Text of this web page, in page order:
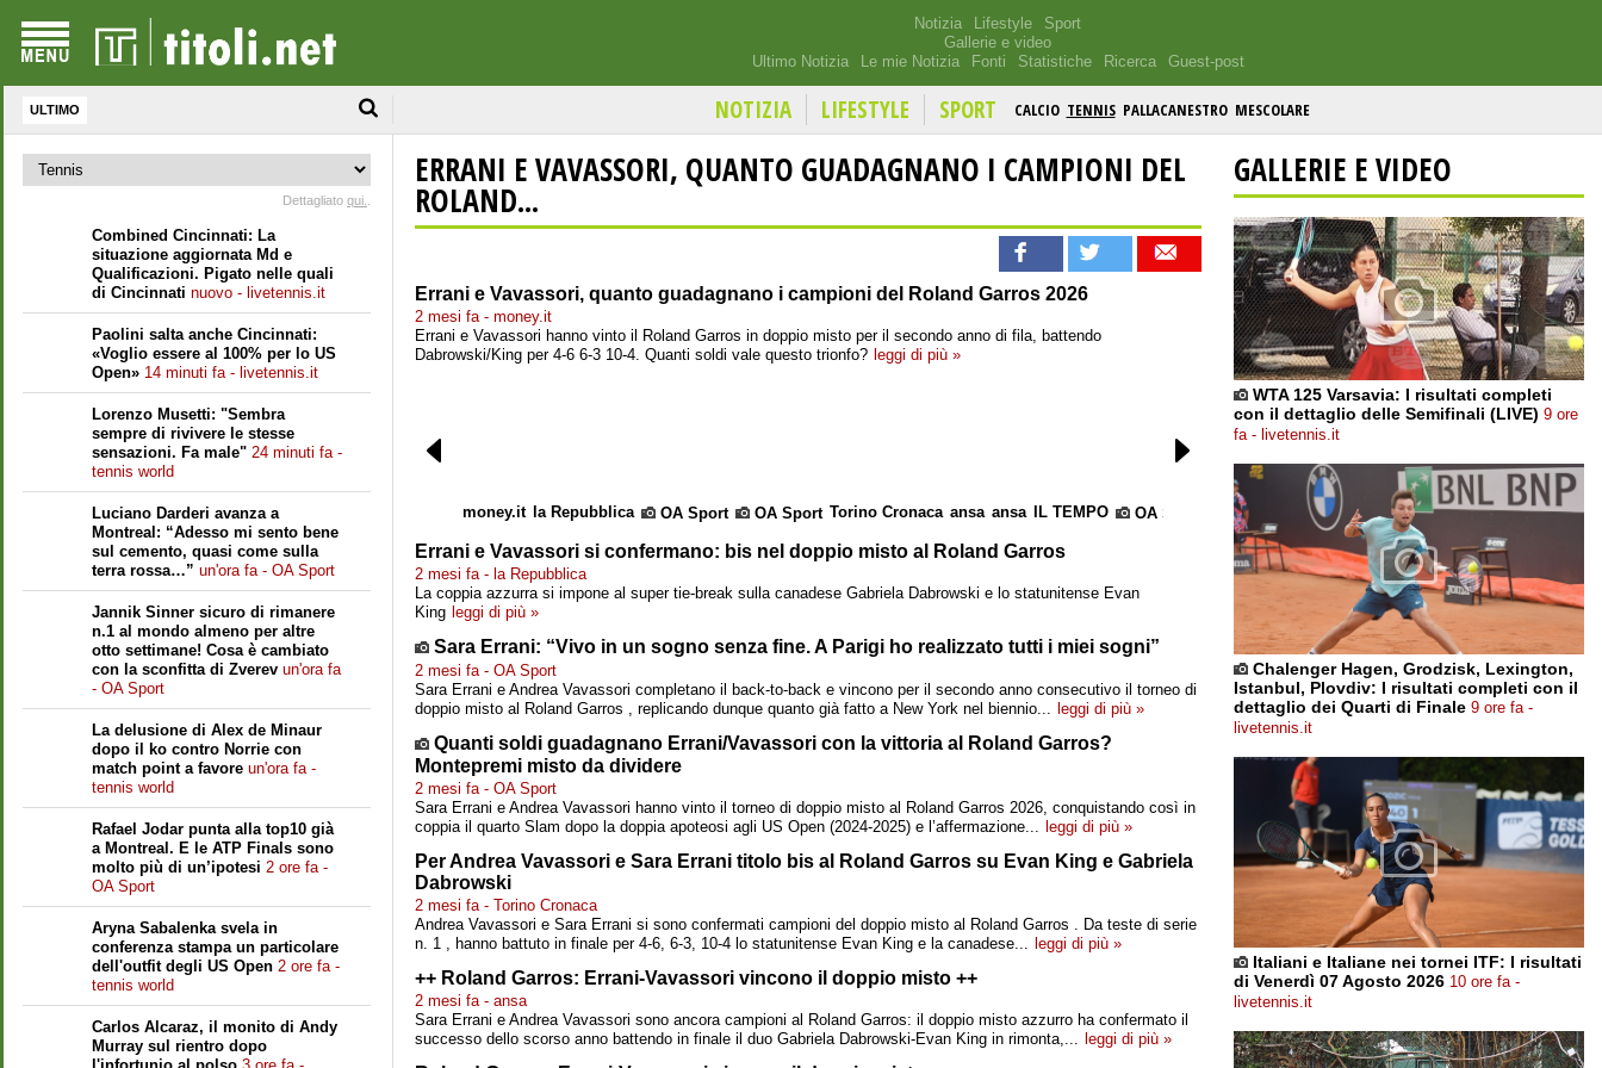
Notizia Lifestyle
Sport
Gallerie e video
Ultimo Notizia
Le mie Notizia Fonti Statistiche Ricerca Guest-post
ULTIMO NOTIZIA LIFESTYLE SPORT CALCIO TENNIS PALLACANESTRO MESCOLARE
Dettagliato qui.
Combined Cincinnati: La
situazione aggiornata Md e
Qualificazioni. Pigato nelle quali
di Cincinnati nuovo - livetennis.it
Paolini salta anche Cincinnati:
«Voglio essere al 100% per lo US
Open» 14 minuti fa - livetennis.it
Lorenzo Musetti: "Sembra
sempre di rivivere le stesse
sensazioni. Fa male" 24 minuti fa -
tennis world
Luciano Darderi avanza a
Montreal: “Adesso mi sento bene
sul cemento, quasi come sulla
terra rossa…” un'ora fa - OA Sport
Jannik Sinner sicuro di rimanere
n.1 al mondo almeno per altre
otto settimane! Cosa è cambiato
con la sconfitta di Zverev un'ora fa
- OA Sport
La delusione di Alex de Minaur
dopo il ko contro Norrie con
match point a favore un'ora fa -
tennis world
Rafael Jodar punta alla top10 già
a Montreal. E le ATP Finals sono
molto più di un’ipotesi 2 ore fa -
OA Sport
Aryna Sabalenka svela in
conferenza stampa un particolare
dell'outfit degli US Open 2 ore fa -
tennis world
Carlos Alcaraz, il monito di Andy
Murray sul rientro dopo
ERRANI E VAVASSORI, QUANTO GUADAGNANO I CAMPIONI DEL
ROLAND...
Errani e Vavassori, quanto guadagnano i campioni del Roland Garros 2026
2 mesi fa - money.it
Errani e Vavassori hanno vinto il Roland Garros in doppio misto per il secondo anno di fila, battendo
Dabrowski/King per 4-6 6-3 10-4. Quanti soldi vale questo trionfo? leggi di più »
money.it la Repubblica OA Sport OA Sport Torino Cronaca ansa ansa IL TEMPO OA Sport adnkronos livetennis.it
Errani e Vavassori si confermano: bis nel doppio misto al Roland Garros
2 mesi fa - la Repubblica
La coppia azzurra si impone al super tie-break sulla canadese Gabriela Dabrowski e lo statunitense Evan
King leggi di più »
Sara Errani: “Vivo in un sogno senza fine. A Parigi ho realizzato tutti i miei sogni”
2 mesi fa - OA Sport
Sara Errani e Andrea Vavassori completano il back-to-back e vincono per il secondo anno consecutivo il torneo di
doppio misto al Roland Garros , replicando dunque quanto già fatto a New York nel biennio... leggi di più »
Quanti soldi guadagnano Errani/Vavassori con la vittoria al Roland Garros?
Montepremi misto da dividere
2 mesi fa - OA Sport
Sara Errani e Andrea Vavassori hanno vinto il torneo di doppio misto al Roland Garros 2026, conquistando così in
coppia il quarto Slam dopo la doppia apoteosi agli US Open (2024-2025) e l’affermazione... leggi di più »
Per Andrea Vavassori e Sara Errani titolo bis al Roland Garros su Evan King e Gabriela
Dabrowski
2 mesi fa - Torino Cronaca
Andrea Vavassori e Sara Errani si sono confermati campioni del doppio misto al Roland Garros . Da teste di serie
n. 1 , hanno battuto in finale per 4-6, 6-3, 10-4 lo statunitense Evan King e la canadese... leggi di più »
++ Roland Garros: Errani-Vavassori vincono il doppio misto ++
2 mesi fa - ansa
Sara Errani e Andrea Vavassori sono ancora campioni al Roland Garros: il doppio misto azzurro ha confermato il
successo dello scorso anno battendo in finale il duo Gabriela Dabrowski-Evan King in rimonta,... leggi di più »
GALLERIE E VIDEO
WTA 125 Varsavia: I risultati completi
con il dettaglio delle Semifinali (LIVE) 9 ore
fa - livetennis.it
Chalenger Hagen, Grodzisk, Lexington,
Istanbul, Plovdiv: I risultati completi con il
dettaglio dei Quarti di Finale 9 ore fa -
livetennis.it
Italiani e Italiane nei tornei ITF: I risultati
di Venerdì 07 Agosto 2026 10 ore fa -
livetennis.it